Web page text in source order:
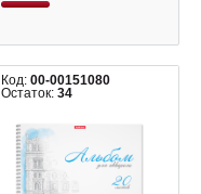
Код:00-00151080
Остаток:34